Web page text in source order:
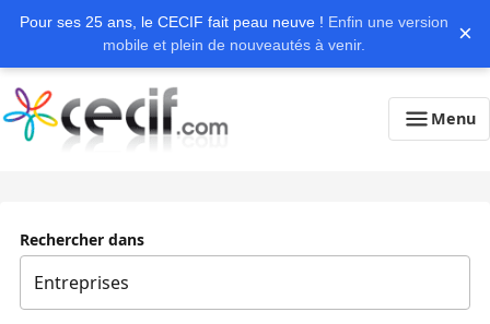
Pour ses 25 ans, le CECIF fait peau neuve ! Enfin une version
mobile et plein de nouveautés à venir.
×
Menu
Rechercher dans